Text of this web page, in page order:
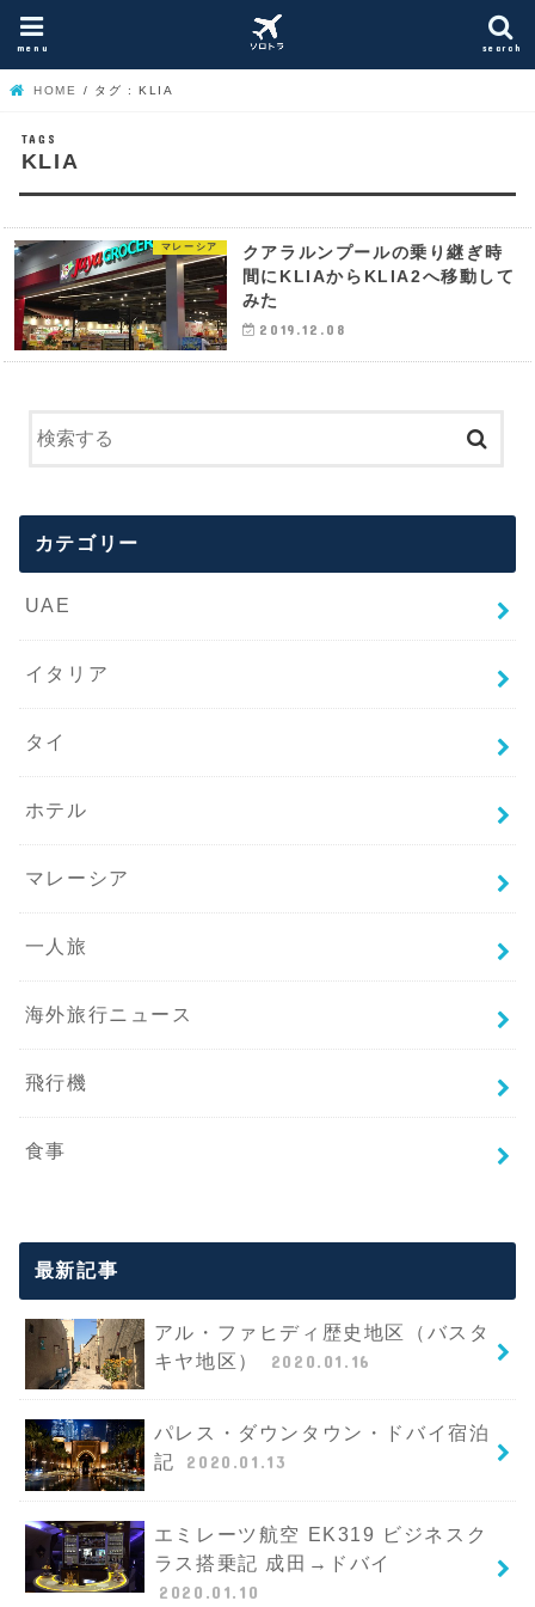
search
menu
HOME タグ : KLIA
KLIA
マレーシア
クアラルンプールの乗り継ぎ時
間にKLIAからKLIA2へ移動して
みた
2019.12.08
カテゴリー
UAE
イタリア
タイ
ホテル
マレーシア
一人旅
海外旅行ニュース
飛行機
食事
最新記事
アル・ファヒディ歴史地区（バスタ
キヤ地区）
2020.01.16
パレス・ダウンタウン・ドバイ宿泊
記
2020.01.13
エミレーツ航空 EK319 ビジネスク
ラス搭乗記 成田→ドバイ
2020.01.10